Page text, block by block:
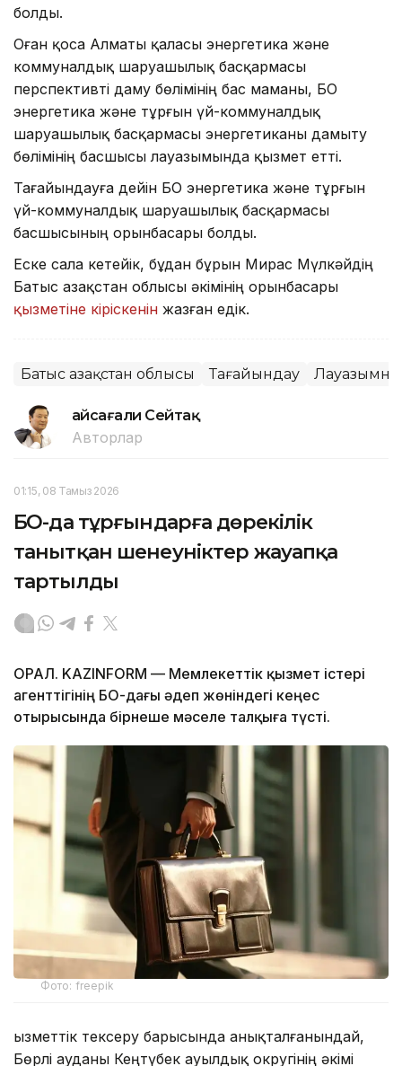
болды.
Оған қоса Алматы қаласы энергетика және
коммуналдық шаруашылық басқармасы
перспективті даму бөлімінің бас маманы, БҚО
энергетика және тұрғын үй-коммуналдық
шаруашылық басқармасы энергетиканы дамыту
бөлімінің басшысы лауазымында қызмет етті.
Тағайындауға дейін БҚО энергетика және тұрғын
үй-коммуналдық шаруашылық басқармасы
басшысының орынбасары болды.
Еске сала кетейік, бұдан бұрын Мирас Мүлкәйдің
Батыс Қазақстан облысы әкімінің орынбасары
қызметіне кіріскенін жазған едік.
Батыс Қазақстан облысы Тағайындау
Ғайсағали Сейтақ
Авторлар
01:15, 08 Тамыз 2026
БҚО-да тұрғындарға дөрекілік
танытқан шенеуніктер жауапқа
тартылды
ОРАЛ. KAZINFORM — Мемлекеттік қызмет істері
агенттігінің БҚО-дағы әдеп жөніндегі кеңес
отырысында бірнеше мәселе талқыға түсті.
Фото: freepik
Қызметтік тексеру барысында анықталғанындай,
Бөрлі ауданы Кеңтүбек ауылдық округінің әкімі